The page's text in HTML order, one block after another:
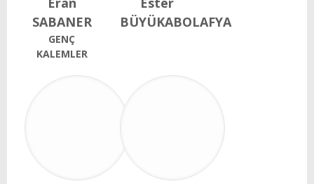
SABANER
GENÇ
KALEMLER
BÜYÜKABOLAFYA